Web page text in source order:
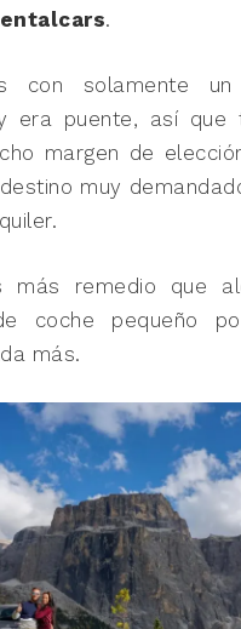
.
con solamente
era puente, así que
margen de
muy
más remedio que
coche pequeño
más.